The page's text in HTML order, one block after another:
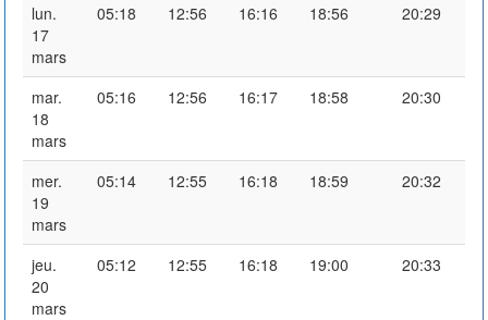
lun.
17
mars
05:18 12:56 16:16 18:56 20:29
mar.
18
mars
05:16 12:56 16:17 18:58 20:30
mer.
19
mars
05:14 12:55 16:18 18:59 20:32
jeu.
20
mars
05:12 12:55 16:18 19:00 20:33